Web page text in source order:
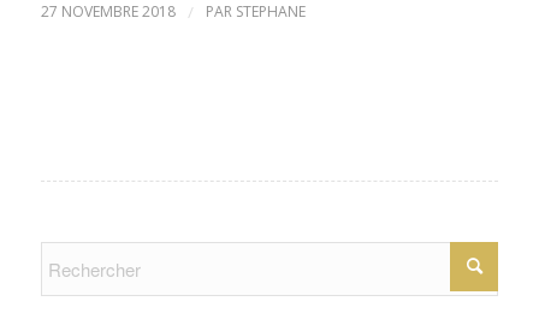
27 NOVEMBRE 2018 / PAR STEPHANE